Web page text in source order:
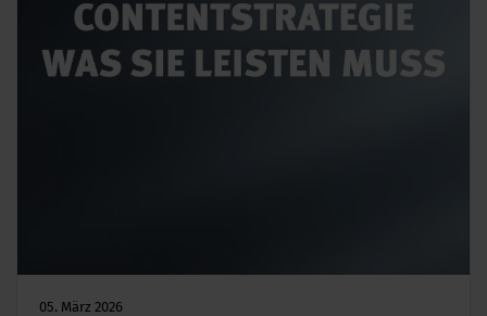
05. März 2026